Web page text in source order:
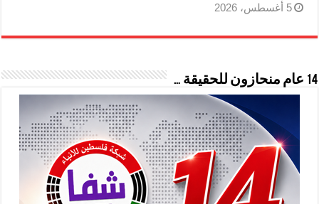
5 أغسطس، 2026
14 عام منحازون للحقيقة …